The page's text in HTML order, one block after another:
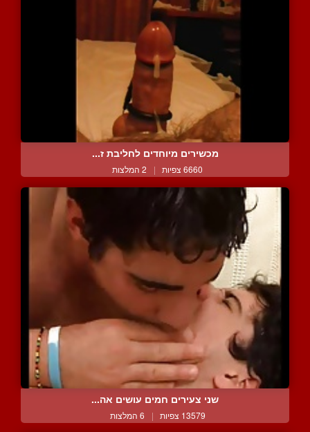
מכשירים מיוחדים לחליבת ז...
6660 צפיות | 2 המלצות
שני צעירים חמים עושים אה...
13579 צפיות | 6 המלצות